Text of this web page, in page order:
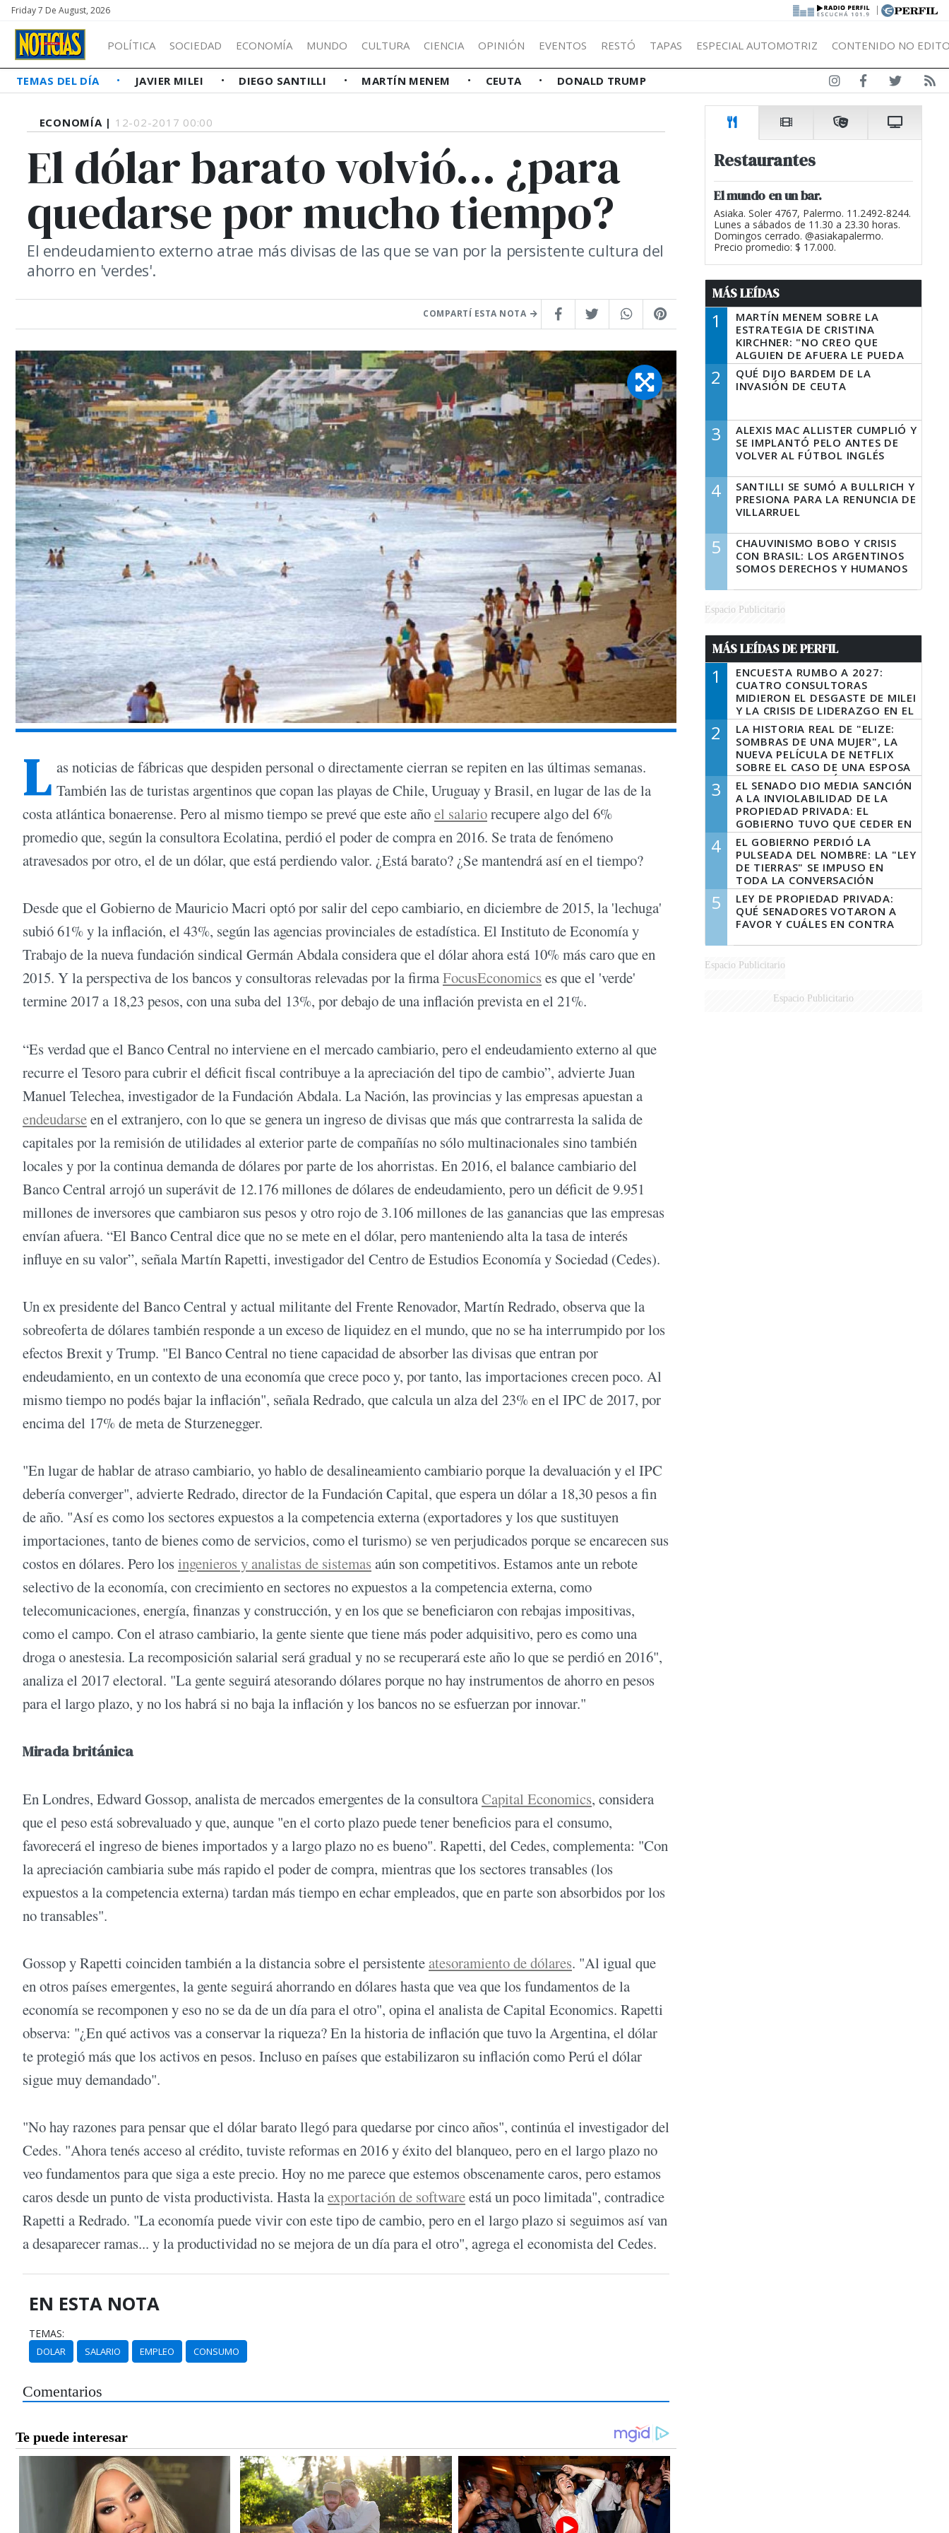
Friday 7 De August, 2026 |
POLÍTICA SOCIEDAD ECONOMÍA MUNDO CULTURA CIENCIA OPINIÓN EVENTOS RESTÓ TAPAS ESPECIAL AUTOMOTRIZ CONTENIDO NO
TEMAS DEL DÍA JAVIER MILEI DIEGO SANTILLI MARTÍN MENEM CEUTA DONALD TRUMP
ECONOMÍA | 12-02-2017 00:00
El dólar barato volvió... ¿para
quedarse por mucho tiempo?
El endeudamiento externo atrae más divisas de las que se van por la persistente cultura del
ahorro en 'verdes'.
COMPARTÍ ESTA NOTA
L as noticias de fábricas que despiden personal o directamente cierran se repiten en las últimas semanas.
También las de turistas argentinos que copan las playas de Chile, Uruguay y Brasil, en lugar de las de la
costa atlántica bonaerense. Pero al mismo tiempo se prevé que este añoel salariorecupere algo del 6%
promedio que, según la consultora Ecolatina, perdió el poder de compra en 2016. Se trata de fenómeno
atravesados por otro, el de un dólar, que está perdiendo valor. ¿Está barato? ¿Se mantendrá así en el tiempo?
Desde que el Gobierno de Mauricio Macri optó por salir del cepo cambiario, en diciembre de 2015, la 'lechuga'
subió 61% y la inflación, el 43%, según las agencias provinciales de estadística. El Instituto de Economía y
Trabajo de la nueva fundación sindical Germán Abdala considera que el dólar ahora está 10% más caro que en
2015. Y la perspectiva de los bancos y consultoras relevadas por la firmaFocusEconomics es que el 'verde'
termine 2017 a 18,23 pesos, con una suba del 13%, por debajo de una inflación prevista en el 21%.
“Es verdad que el Banco Central no interviene en el mercado cambiario, pero el endeudamiento externo al que
recurre el Tesoro para cubrir el déficit fiscal contribuye a la apreciación del tipo de cambio”, advierte Juan
Manuel Telechea, investigador de la Fundación Abdala. La Nación, las provincias y las empresas apuestan a
endeudarseen el extranjero, con lo que se genera un ingreso de divisas que más que contrarresta la salida de
capitales por la remisión de utilidades al exterior parte de compañías no sólo multinacionales sino también
locales y por la continua demanda de dólares por parte de los ahorristas. En 2016, el balance cambiario del
Banco Central arrojó un superávit de 12.176 millones de dólares de endeudamiento, pero un déficit de 9.951
millones de inversores que cambiaron sus pesos y otro rojo de 3.106 millones de las ganancias que las empresas
envían afuera. “El Banco Central dice que no se mete en el dólar, pero manteniendo alta la tasa de interés
influye en su valor”, señala Martín Rapetti, investigador del Centro de Estudios Economía y Sociedad (Cedes).
Un ex presidente del Banco Central y actual militante del Frente Renovador, Martín Redrado, observa que la
sobreoferta de dólares también responde a un exceso de liquidez en el mundo, que no se ha interrumpido por los
efectos Brexit y Trump. "El Banco Central no tiene capacidad de absorber las divisas que entran por
endeudamiento, en un contexto de una economía que crece poco y, por tanto, las importaciones crecen poco. Al
mismo tiempo no podés bajar la inflación", señala Redrado, que calcula un alza del 23% en el IPC de 2017, por
encima del 17% de meta de Sturzenegger.
"En lugar de hablar de atraso cambiario, yo hablo de desalineamiento cambiario porque la devaluación y el IPC
debería converger", advierte Redrado, director de la Fundación Capital, que espera un dólar a 18,30 pesos a fin
de año. "Así es como los sectores expuestos a la competencia externa (exportadores y los que sustituyen
importaciones, tanto de bienes como de servicios, como el turismo) se ven perjudicados porque se encarecen sus
costos en dólares. Pero losingenieros y analistas de sistemas aún son competitivos. Estamos ante un rebote
selectivo de la economía, con crecimiento en sectores no expuestos a la competencia externa, como
telecomunicaciones, energía, finanzas y construcción, y en los que se beneficiaron con rebajas impositivas,
como el campo. Con el atraso cambiario, la gente siente que tiene más poder adquisitivo, pero es como una
droga o anestesia. La recomposición salarial será gradual y no se recuperará este año lo que se perdió en 2016",
analiza el 2017 electoral. "La gente seguirá atesorando dólares porque no hay instrumentos de ahorro en pesos
para el largo plazo, y no los habrá si no baja la inflación y los bancos no se esfuerzan por innovar."
Mirada británica
En Londres, Edward Gossop, analista de mercados emergentes de la consultoraCapital Economics, considera
que el peso está sobrevaluado y que, aunque "en el corto plazo puede tener beneficios para el consumo,
favorecerá el ingreso de bienes importados y a largo plazo no es bueno". Rapetti, del Cedes, complementa: "Con
la apreciación cambiaria sube más rapido el poder de compra, mientras que los sectores transables (los
expuestos a la competencia externa) tardan más tiempo en echar empleados, que en parte son absorbidos por los
no transables".
Gossop y Rapetti coinciden también a la distancia sobre el persistente atesoramiento de dólares. "Al igual que
en otros países emergentes, la gente seguirá ahorrando en dólares hasta que vea que los fundamentos de la
economía se recomponen y eso no se da de un día para el otro", opina el analista de Capital Economics. Rapetti
observa: "¿En qué activos vas a conservar la riqueza? En la historia de inflación que tuvo la Argentina, el dólar
te protegió más que los activos en pesos. Incluso en países que estabilizaron su inflación como Perú el dólar
sigue muy demandado".
"No hay razones para pensar que el dólar barato llegó para quedarse por cinco años", continúa el investigador del
Cedes. "Ahora tenés acceso al crédito, tuviste reformas en 2016 y éxito del blanqueo, pero en el largo plazo no
veo fundamentos para que siga a este precio. Hoy no me parece que estemos obscenamente caros, pero estamos
caros desde un punto de vista productivista. Hasta laexportación de softwareestá un poco limitada", contradice
Rapetti a Redrado. "La economía puede vivir con este tipo de cambio, pero en el largo plazo si seguimos así van
a desaparecer ramas... y la productividad no se mejora de un día para el otro", agrega el economista del Cedes.
EN ESTA NOTA
TEMAS:
DOLAR SALARIO EMPLEO CONSUMO
Comentarios
Restaurantes
El mundo en un bar.
Asiaka. Soler 4767, Palermo. 11.2492-8244.
Lunes a sábados de 11.30 a 23.30 horas.
Domingos cerrado. @asiakapalermo.
Precio promedio: $ 17.000.
MÁS LEÍDAS
1
MARTÍN MENEM SOBRE LA
ESTRATEGIA DE CRISTINA
KIRCHNER: "NO CREO QUE
ALGUIEN DE AFUERA LE PUEDA
DECIR A LA JUSTICIA LO QUE
TIENE QUE HACER"
2
QUÉ DIJO BARDEM DE LA
INVASIÓN DE CEUTA
3
ALEXIS MAC ALLISTER CUMPLIÓ Y
SE IMPLANTÓ PELO ANTES DE
VOLVER AL FÚTBOL INGLÉS
4
SANTILLI SE SUMÓ A BULLRICH Y
PRESIONA PARA LA RENUNCIA DE
VILLARRUEL
5
CHAUVINISMO BOBO Y CRISIS
CON BRASIL: LOS ARGENTINOS
SOMOS DERECHOS Y HUMANOS
Espacio Publicitario
MÁS LEÍDAS DE PERFIL
1
ENCUESTA RUMBO A 2027:
CUATRO CONSULTORAS
MIDIERON EL DESGASTE DE MILEI
Y LA CRISIS DE LIDERAZGO EN EL
PERONISMO
2
LA HISTORIA REAL DE "ELIZE:
SOMBRAS DE UNA MUJER", LA
NUEVA PELÍCULA DE NETFLIX
SOBRE EL CASO DE UNA ESPOSA
QUE DESCUARTIZÓ A SU
MARIDO
3
EL SENADO DIO MEDIA SANCIÓN
A LA INVIOLABILIDAD DE LA
PROPIEDAD PRIVADA: EL
GOBIERNO TUVO QUE CEDER EN
LA LEY DEL MANEJO DEL FUEGO
4
EL GOBIERNO PERDIÓ LA
PULSEADA DEL NOMBRE: LA "LEY
DE TIERRAS" SE IMPUSO EN
TODA LA CONVERSACIÓN
DIGITAL
5
LEY DE PROPIEDAD PRIVADA:
QUÉ SENADORES VOTARON A
FAVOR Y CUÁLES EN CONTRA
Espacio Publicitario
Espacio Publicitario